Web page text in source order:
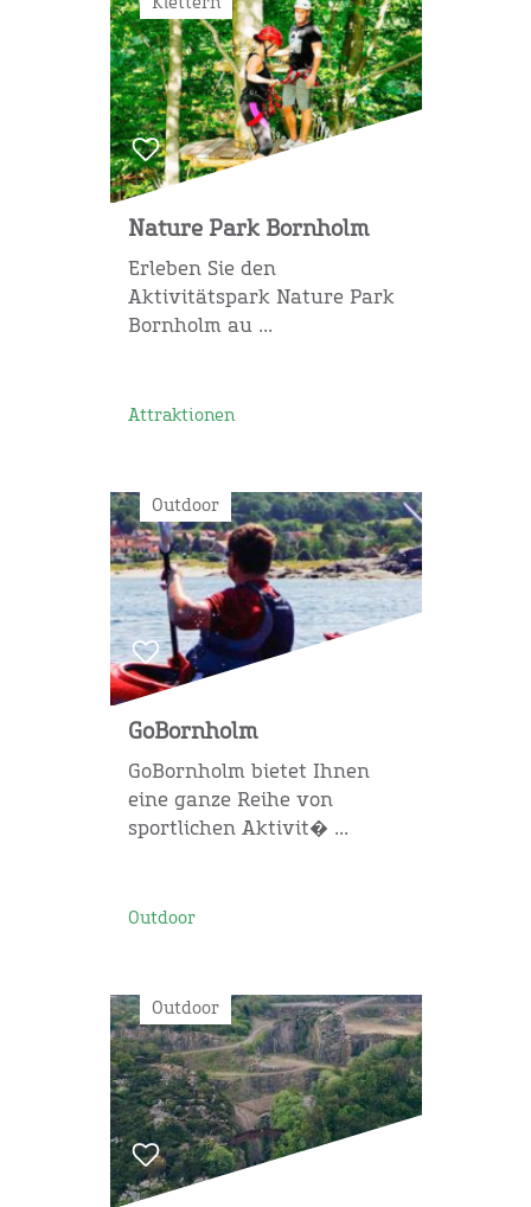
Klettern
Nature Park Bornholm
Erleben Sie den
Aktivitätspark Nature Park
Bornholm au ...
Attraktionen
Outdoor
GoBornholm
GoBornholm bietet Ihnen
eine ganze Reihe von
sportlichen Aktivit� ...
Outdoor
Outdoor